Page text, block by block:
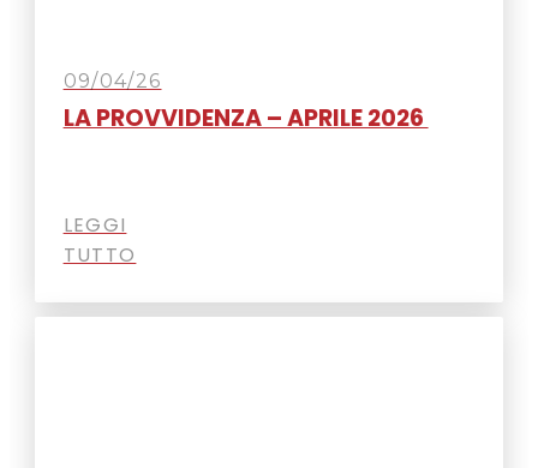
09/04/26
LA PROVVIDENZA – APRILE 2026
LEGGI
TUTTO